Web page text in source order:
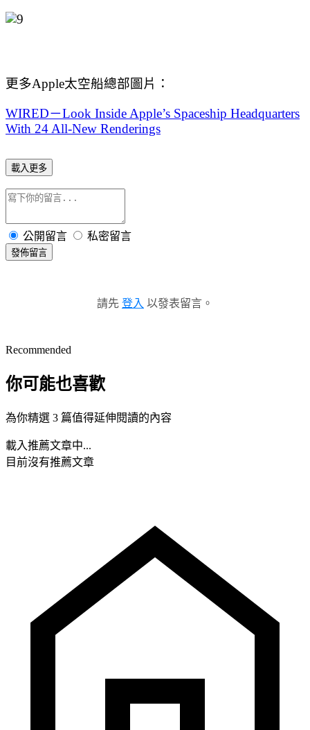
更多Apple太空船總部圖片：
WIRED－Look Inside Apple’s Spaceship Headquarters
With 24 All-New Renderings
載入更多
公開留言 私密留言
發佈留言
請先 登入 以發表留言。
Recommended
你可能也喜歡
為你精選 3 篇值得延伸閱讀的內容
載入推薦文章中...
目前沒有推薦文章